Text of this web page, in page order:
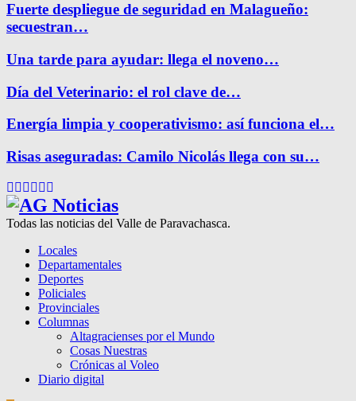
Fuerte despliegue de seguridad en Malagueño:
secuestran…
Una tarde para ayudar: llega el noveno…
Día del Veterinario: el rol clave de…
Energía limpia y cooperativismo: así funciona el…
Risas aseguradas: Camilo Nicolás llega con su…
Facebook
Twitter
Instagram
Pinterest
Google
Todas las noticias del Valle de Paravachasca.
Locales
Departamentales
Deportes
Policiales
Provinciales
Columnas
Altagracienses por el Mundo
Cosas Nuestras
Crónicas al Voleo
Diario digital